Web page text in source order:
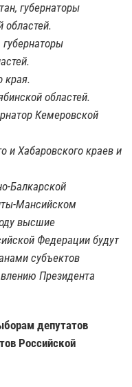
губернаторы
областей.
края.
областей.
Кемеровской
и Хабаровского краев и
Балкарской
Мансийском
высшие
Федерации будут
субъектов
Президента
депутатов
Российской